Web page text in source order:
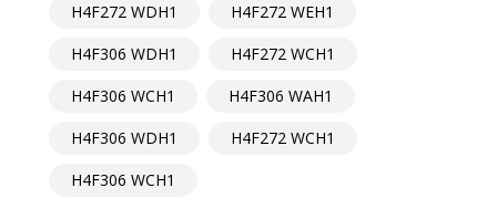
H4F272 WDH1
H4F272 WEH1
H4F306 WDH1
H4F272 WCH1
H4F306 WCH1
H4F306 WAH1
H4F306 WDH1
H4F272 WCH1
H4F306 WCH1